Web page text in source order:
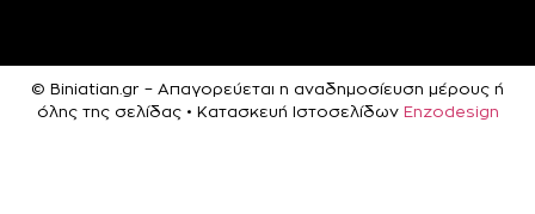
© Biniatian.gr – Απαγορεύεται η αναδημοσίευση μέρους ή
όλης της σελίδας • Κατασκευή Ιστοσελίδων Enzodesign